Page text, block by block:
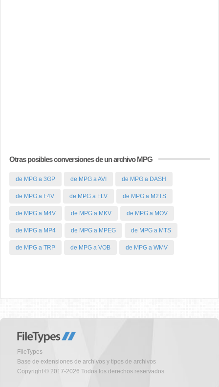
Otras posibles conversiones de un archivo MPG
de MPG a 3GP de MPG a AVI de MPG a DASH
de MPG a F4V de MPG a FLV de MPG a M2TS
de MPG a M4V de MPG a MKV de MPG a MOV
de MPG a MP4 de MPG a MPEG de MPG a MTS
de MPG a TRP de MPG a VOB de MPG a WMV
FileTypes
Base de extensiones de archivos y tipos de archivos
Copyright © 2017-2026 Todos los derechos reservados